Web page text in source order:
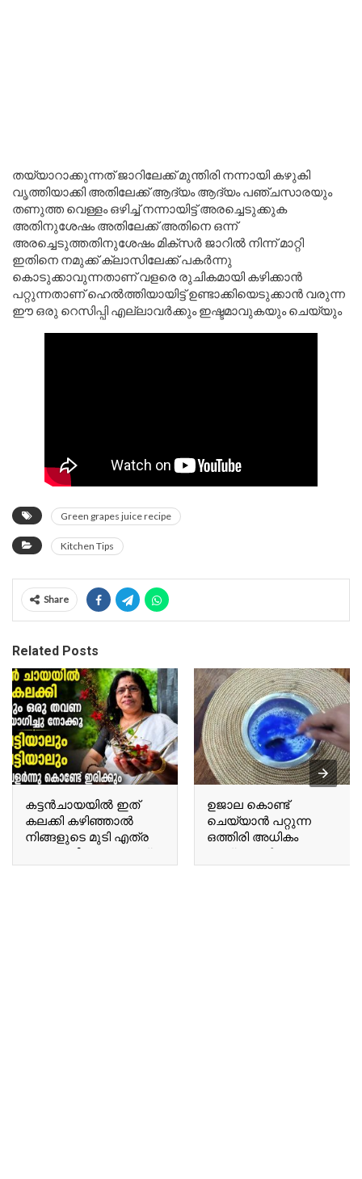
തയ്യാറാക്കുന്നത് ജാറിലേക്ക് മുന്തിരി നന്നായി കഴുകി
വൃത്തിയാക്കി അതിലേക്ക് ആദ്യം ആദ്യം പഞ്ചസാരയും
തണുത്ത വെള്ളം ഒഴിച്ച് നന്നായിട്ട് അരച്ചെടുക്കുക
അതിനുശേഷം അതിലേക്ക് അതിനെ ഒന്ന്
അരച്ചെടുത്തതിനുശേഷം മിക്സർ ജാറിൽ നിന്ന് മാറ്റി
ഇതിനെ നമുക്ക് ക്ലാസിലേക്ക് പകർന്നു
കൊടുക്കാവുന്നതാണ് വളരെ രുചികമായി കഴിക്കാൻ
പറ്റുന്നതാണ് ഹെൽത്തിയായിട്ട് ഉണ്ടാക്കിയെടുക്കാൻ വരുന്ന
ഈ ഒരു റെസിപ്പി എല്ലാവർക്കും ഇഷ്ടമാവുകയും ചെയ്യും
Green grapes juice recipe
Kitchen Tips
Share
Related Posts
കട്ടൻചായയിൽ ഇത്
കലക്കി കഴിഞ്ഞാൽ
നിങ്ങളുടെ മുടി എത്ര
നരച്ച മുടിയും കറുത്ത്
കിട്ടും Once you mix this
ഉജാല കൊണ്ട്
ചെയ്യാൻ പറ്റുന്ന
ഒത്തിരി അധികം
കാര്യങ്ങൾ Many
things you can do with